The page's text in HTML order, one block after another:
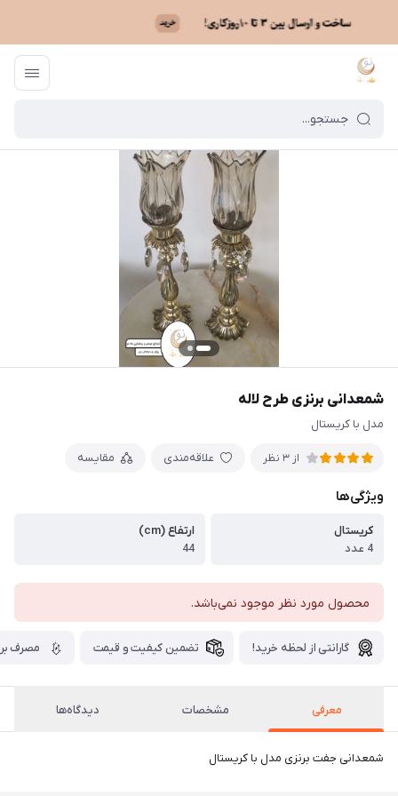
ماه نو / فهرست محصولات
شمعدانی برنزی طرح لاله
مدل با کریستال
از 3 نظر علاقه‌مندی مقایسه
ویژگی‌ها
کریستال
4 عدد
ارتفاع (cm)
44
محصول مورد نظر موجود نمی‌باشد.
گارانتی از لحظه خرید! تضمین کیفیت و قیمت مصرف
معرفی مشخصات دیدگاه‌ها
شمعدانی جفت برنزی مدل با کریستال